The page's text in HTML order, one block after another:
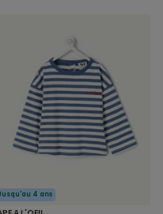
4 ans